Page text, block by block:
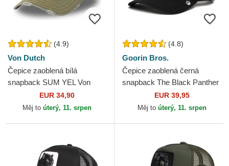
(4.9)
Von Dutch
Čepice zaoblená bílá
snapback SUM YEL Von
EUR 34,90
Měj to úterý, 11. srpen
(4.8)
Goorin Bros.
Čepice zaoblená černá
snapback The Black Panther
Core Combo The Farm
Goorin Bros.
EUR 39,95
Měj to úterý, 11. srpen